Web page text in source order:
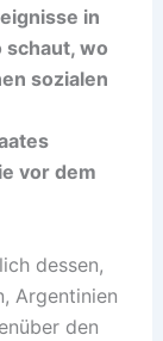
in
schaut, wo
sozialen
vor dem
dessen,
Argentinien
den